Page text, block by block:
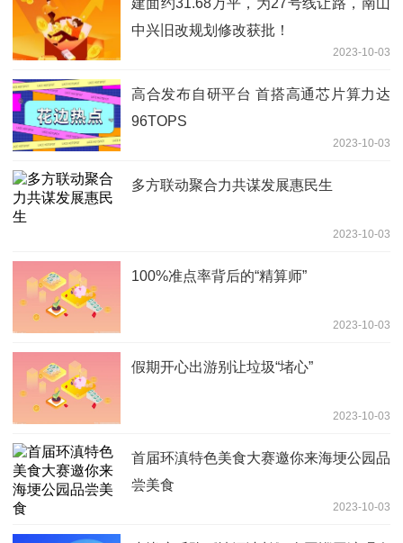
中兴旧改规划修改获批！
2023-10-03
高合发布自研平台 首搭高通芯片算力达
96TOPS
2023-10-03
多方联动聚合力共谋发展惠民生
2023-10-03
100%准点率背后的“精算师”
2023-10-03
假期开心出游别让垃圾“堵心”
2023-10-03
首届环滇特色美食大赛邀你来海埂公园品
尝美食
2023-10-03